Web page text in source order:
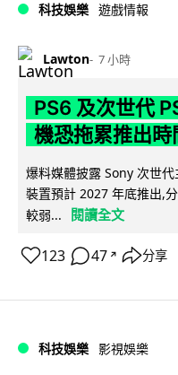
科技娛樂 遊戲情報
Lawton 7 小時
PS6 及次世代
機恐拖累推出時
爆料媒體披露 Sony 次世
裝置預計 2027 年底推出,
較弱...
閱讀全文
123 47 ↗ 分享
科技娛樂 影視娛樂